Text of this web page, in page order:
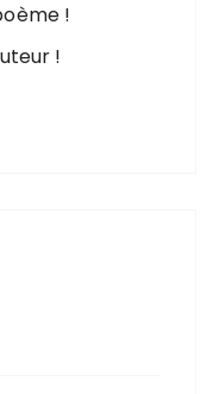
!
!